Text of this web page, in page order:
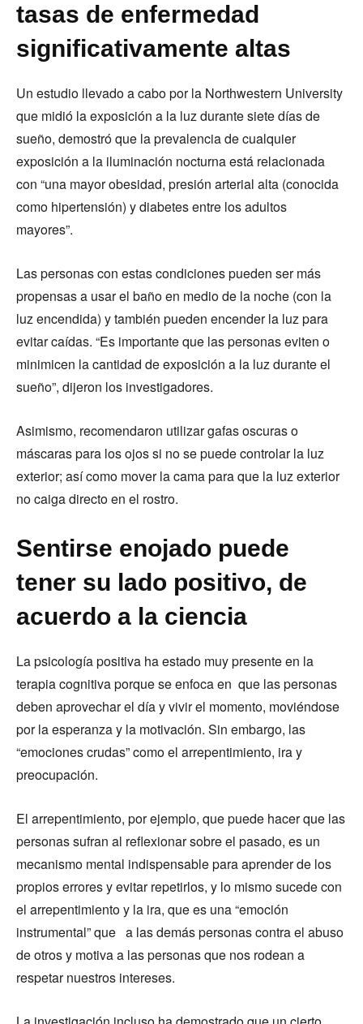
tasas de enfermedad
significativamente altas
Un estudio llevado a cabo por la Northwestern University
que midió la exposición a la luz durante siete días de
sueño, demostró que la prevalencia de cualquier
exposición a la iluminación nocturna está relacionada
con “una mayor obesidad, presión arterial alta (conocida
como hipertensión) y diabetes entre los adultos
mayores”.
Las personas con estas condiciones pueden ser más
propensas a usar el baño en medio de la noche (con la
luz encendida) y también pueden encender la luz para
evitar caídas. “Es importante que las personas eviten o
minimicen la cantidad de exposición a la luz durante el
sueño”, dijeron los investigadores.
Asimismo, recomendaron utilizar gafas oscuras o
máscaras para los ojos si no se puede controlar la luz
exterior; así como mover la cama para que la luz exterior
no caiga directo en el rostro.
Sentirse enojado puede
tener su lado positivo, de
acuerdo a la ciencia
La psicología positiva ha estado muy presente en la
terapia cognitiva porque se enfoca en que las personas
deben aprovechar el día y vivir el momento, moviéndose
por la esperanza y la motivación. Sin embargo, las
“emociones crudas” como el arrepentimiento, ira y
preocupación.
El arrepentimiento, por ejemplo, que puede hacer que las
personas sufran al reflexionar sobre el pasado, es un
mecanismo mental indispensable para aprender de los
propios errores y evitar repetirlos, y lo mismo sucede con
el arrepentimiento y la ira, que es una “emoción
instrumental” que a las demás personas contra el abuso
de otros y motiva a las personas que nos rodean a
respetar nuestros intereses.